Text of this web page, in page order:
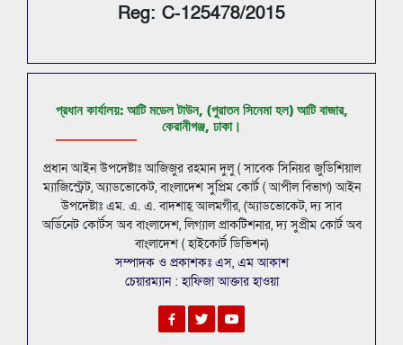
Reg: C-125478/2015
প্রধান কার্যালয়: আটি মডেল টাউন, (পুরাতন সিনেমা হল) আটি বাজার,
কেরানীগঞ্জ, ঢাকা।
প্রধান আইন উপদেষ্টাঃ আজিজুর রহমান দুলু ( সাবেক সিনিয়র জুডিশিয়াল
ম্যাজিস্ট্রেট, অ্যাডভোকেট, বাংলাদেশ সুপ্রিম কোর্ট ( আপীল বিভাগ) আইন
উপদেষ্টাঃ এম. এ. এ. বাদশাহ্ আলমগীর, (অ্যাডভোকেট, দ্য সাব
অর্ডিনেট কোর্টস অব বাংলাদেশ, লিগ্যাল প্রাকটিশনার, দ্য সুপ্রীম কোর্ট অব
বাংলাদেশ ( হাইকোর্ট ডিভিশন)
সম্পাদক ও প্রকাশকঃ এস, এম আকাশ
চেয়ারম্যান : হাফিজা আক্তার হাওয়া